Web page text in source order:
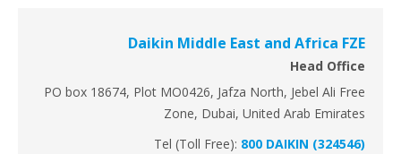
Daikin Middle East and Africa FZE
Head Office
PO box 18674, Plot MO0426, Jafza North, Jebel Ali Free
Zone, Dubai, United Arab Emirates
Tel (Toll Free):800 DAIKIN (324546)